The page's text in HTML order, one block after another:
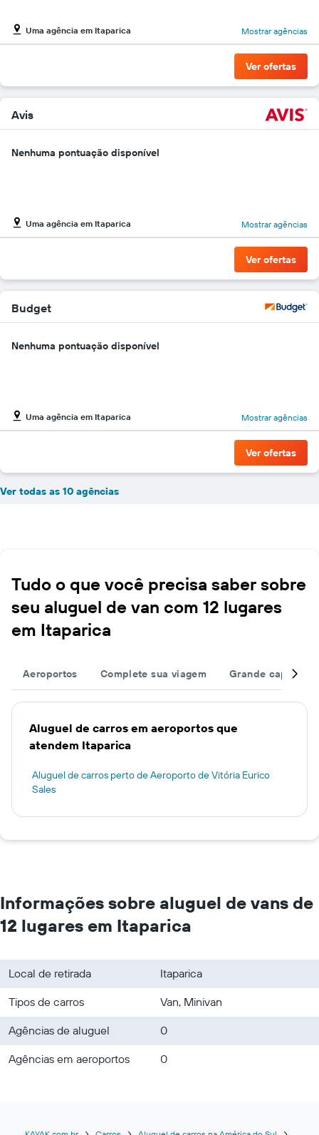
Uma agência em Itaparica Mostrar agências
Ver ofertas
Avis
Nenhuma pontuação disponível
Uma agência em Itaparica Mostrar agências
Ver ofertas
Budget
Nenhuma pontuação disponível
Uma agência em Itaparica Mostrar agências
Ver ofertas
Ver todas as 10 agências
Tudo o que você precisa saber sobre
seu aluguel de van com 12 lugares
em Itaparica
Aeroportos Complete sua viagem Grande
Aluguel de carros em aeroportos que
atendem Itaparica
Aluguel de carros perto de Aeroporto de Vitória Eurico
Sales
Informações sobre aluguel de vans de
12 lugares em Itaparica
Local de retirada
Itaparica
Tipos de carros
Van, Minivan
Agências de aluguel
0
Agências em aeroportos
0